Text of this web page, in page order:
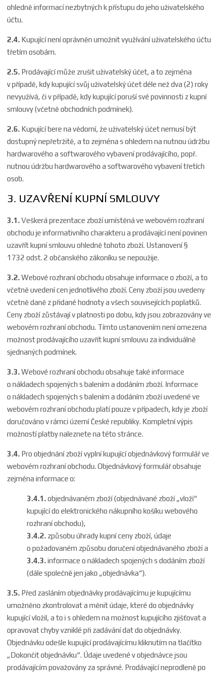
ohledně informací nezbytných k přístupu do jeho uživatelského
účtu.
2.4. Kupující není oprávněn umožnit využívání uživatelského účtu
třetím osobám.
2.5. Prodávající může zrušit uživatelský účet, a to zejména
v případě, kdy kupující svůj uživatelský účet déle než dva (2) roky
nevyužívá, či v případě, kdy kupující poruší své povinnosti z kupní
smlouvy (včetně obchodních podmínek).
2.6. Kupující bere na vědomí, že uživatelský účet nemusí být
dostupný nepřetržitě, a to zejména s ohledem na nutnou údržbu
hardwarového a softwarového vybavení prodávajícího, popř.
nutnou údržbu hardwarového a softwarového vybavení třetích
osob.
3. UZAVŘENÍ KUPNÍ SMLOUVY
3.1.Veškerá prezentace zboží umístěná ve webovém rozhraní
obchodu je informativního charakteru a prodávající není povinen
uzavřít kupní smlouvu ohledně tohoto zboží. Ustanovení §
1732 odst. 2 občanského zákoníku se nepoužije.
3.2.Webové rozhraní obchodu obsahuje informace o zboží, a to
včetně uvedení cen jednotlivého zboží. Ceny zboží jsou uvedeny
včetně daně z přidané hodnoty a všech souvisejících poplatků.
Ceny zboží zůstávají v platnosti po dobu, kdy jsou zobrazovány ve
webovém rozhraní obchodu. Tímto ustanovením není omezena
možnost prodávajícího uzavřít kupní smlouvu za individuálně
sjednaných podmínek.
3.3.Webové rozhraní obchodu obsahuje také informace
o nákladech spojených s balením a dodáním zboží. Informace
o nákladech spojených s balením a dodáním zboží uvedené ve
webovém rozhraní obchodu platí pouze v případech, kdy je zboží
doručováno v rámci území České republiky. Kompletní výpis
možností platby naleznete natéto stránce.
3.4. Pro objednání zboží vyplní kupující objednávkový formulář ve
webovém rozhraní obchodu. Objednávkový formulář obsahuje
zejména informace o:
3.4.1.objednávaném zboží (objednávané zboží „vloží“
kupující do elektronického nákupního košíku webového
rozhraní obchodu),
3.4.2. způsobu úhrady kupní ceny zboží, údaje
o požadovaném způsobu doručení objednávaného zboží a
3.4.3.informace o nákladech spojených s dodáním zboží
(dále společně jen jako „objednávka“).
3.5. Před zasláním objednávky prodávajícímu je kupujícímu
umožněno zkontrolovat a měnit údaje, které do objednávky
kupující vložil, a to i s ohledem na možnost kupujícího zjišťovat a
opravovat chyby vzniklé při zadávání dat do objednávky.
Objednávku odešle kupující prodávajícímu kliknutím na tlačítko
„Dokončit objednávku“. Údaje uvedené v objednávce jsou
prodávajícím považovány za správné. Prodávající neprodleně po